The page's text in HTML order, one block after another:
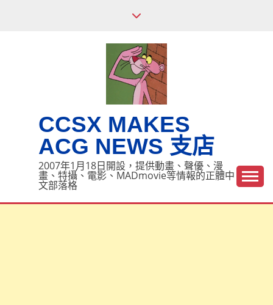
CCSX MAKES
ACG NEWS 支店
2007年1月18日開設，提供動畫、聲優、漫
畫、特攝、電影、MADmovie等情報的正體中
文部落格